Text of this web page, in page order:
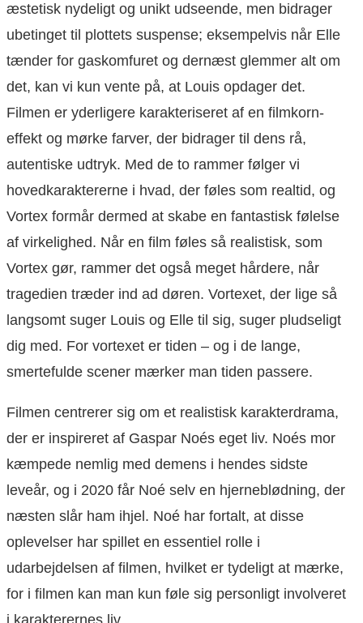
æstetisk nydeligt og unikt udseende, men bidrager
ubetinget til plottets suspense; eksempelvis når Elle
tænder for gaskomfuret og dernæst glemmer alt om
det, kan vi kun vente på, at Louis opdager det.
Filmen er yderligere karakteriseret af en filmkorn-
effekt og mørke farver, der bidrager til dens rå,
autentiske udtryk. Med de to rammer følger vi
hovedkaraktererne i hvad, der føles som realtid, og
Vortex formår dermed at skabe en fantastisk følelse
af virkelighed. Når en film føles så realistisk, som
Vortex gør, rammer det også meget hårdere, når
tragedien træder ind ad døren. Vortexet, der lige så
langsomt suger Louis og Elle til sig, suger pludseligt
dig med. For vortexet er tiden – og i de lange,
smertefulde scener mærker man tiden passere.
Filmen centrerer sig om et realistisk karakterdrama,
der er inspireret af Gaspar Noés eget liv. Noés mor
kæmpede nemlig med demens i hendes sidste
leveår, og i 2020 får Noé selv en hjerneblødning, der
næsten slår ham ihjel. Noé har fortalt, at disse
oplevelser har spillet en essentiel rolle i
udarbejdelsen af filmen, hvilket er tydeligt at mærke,
for i filmen kan man kun føle sig personligt involveret